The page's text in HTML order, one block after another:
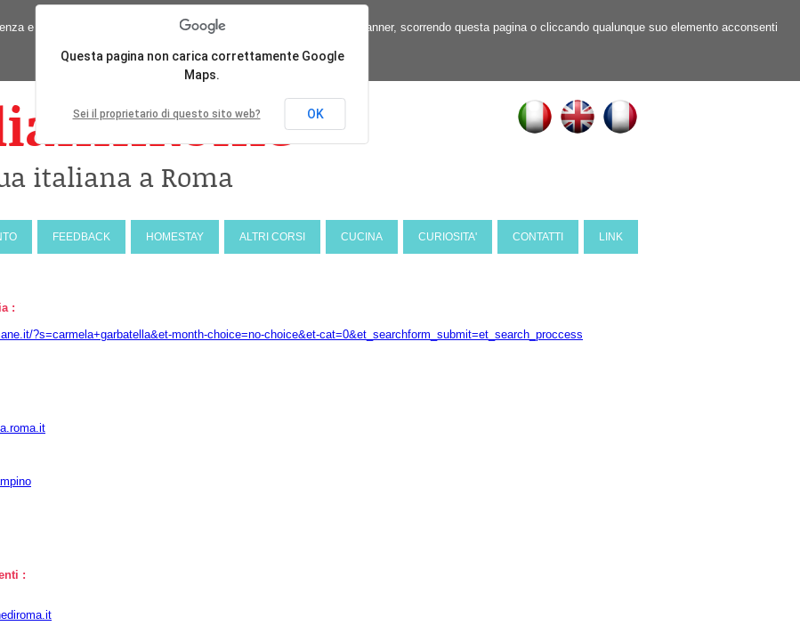
e offrire servizi in linea con le tue preferenze. Chiudendo questo banner, scorrendo questa pagina o cliccando qualunque suo elemento acconsenti
italiana a Roma
LINK
CONTATTI
CURIOSITA'
CUCINA
ALTRI CORSI
HOMESTAY
FEEDBACK
:
?s=carmela+garbatella&et-month-choice=no-choice&et-cat=0&et_searchform_submit=et_search_proccess
:
Questa pagina non carica correttamente Google
Maps.
Sei il proprietario di questo sito web? OK